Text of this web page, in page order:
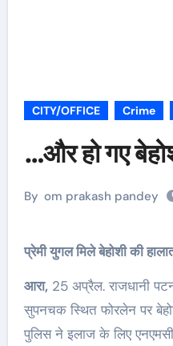
CITY/OFFICE Crime
…और हो गए
By om prakash pandey
प्रेमी युगल मिले बेहोशी की
आरा,25 अप्रैल. राजधानी
सुपनचक स्थित फोरलेन पर
पुलिस ने इलाज के लिए